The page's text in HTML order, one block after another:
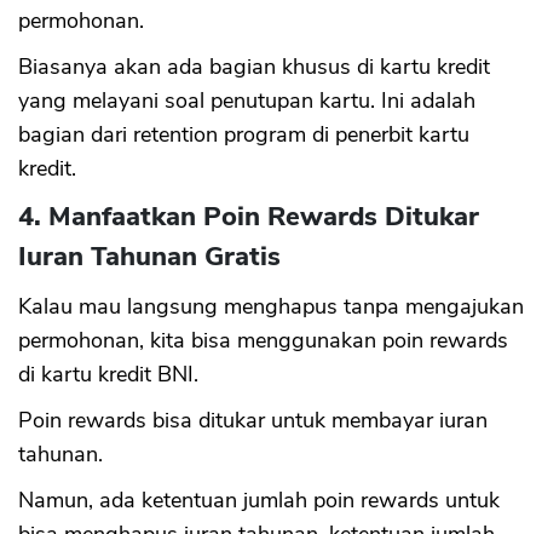
permohonan.
Biasanya akan ada bagian khusus di kartu kredit
yang melayani soal penutupan kartu. Ini adalah
bagian dari retention program di penerbit kartu
kredit.
4. Manfaatkan Poin Rewards Ditukar
Iuran Tahunan Gratis
Kalau mau langsung menghapus tanpa mengajukan
permohonan, kita bisa menggunakan poin rewards
di kartu kredit BNI.
Poin rewards bisa ditukar untuk membayar iuran
tahunan.
Namun, ada ketentuan jumlah poin rewards untuk